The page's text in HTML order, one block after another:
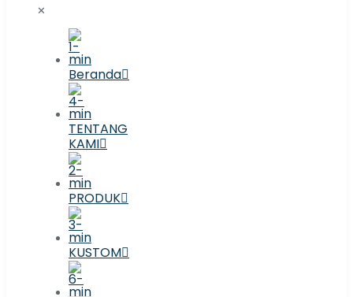
✕
Beranda
TENTANG
KAMI
PRODUK
KUSTOM